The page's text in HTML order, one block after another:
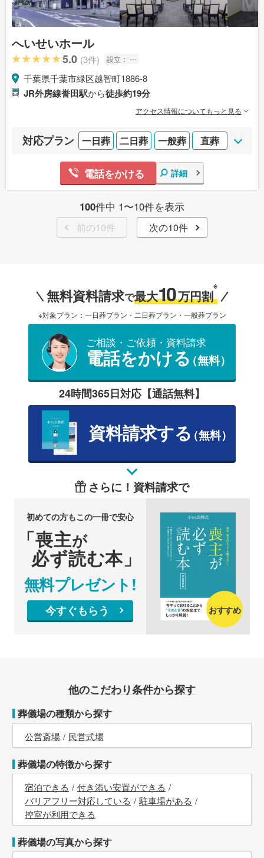
へいせいホール
5.0 (3件) 設立： ---
千葉県千葉市緑区越智町1886-8
JR外房線誉田駅から徒歩約19分
アクセス情報についてもっと見る
対応プラン 一日葬 二日葬 一般葬 直葬
電話をかける 詳細
100件中 1〜10件を表示
前の10件 次の10件
無料資料請求で最大10万円割
※
※対象プラン：一日葬プラン・二日葬プラン・一般葬プラン
ご相談・ご依頼・資料請求
電話をかける（無料）
24時間365日対応【通話無料】
資料請求する（無料）
さらに！資料請求で
初めての方もこの一冊で安心
「喪主が
必ず読む本」
無料プレゼント!
今すぐもらう おすすめ
他のこだわり条件から探す
葬儀場の種類から探す
公営斎場 民営式場
葬儀場の特徴から探す
宿泊できる
付き添い安置ができる
バリアフリー対応している
駐車場がある
控室が利用できる
葬儀場の写真から探す